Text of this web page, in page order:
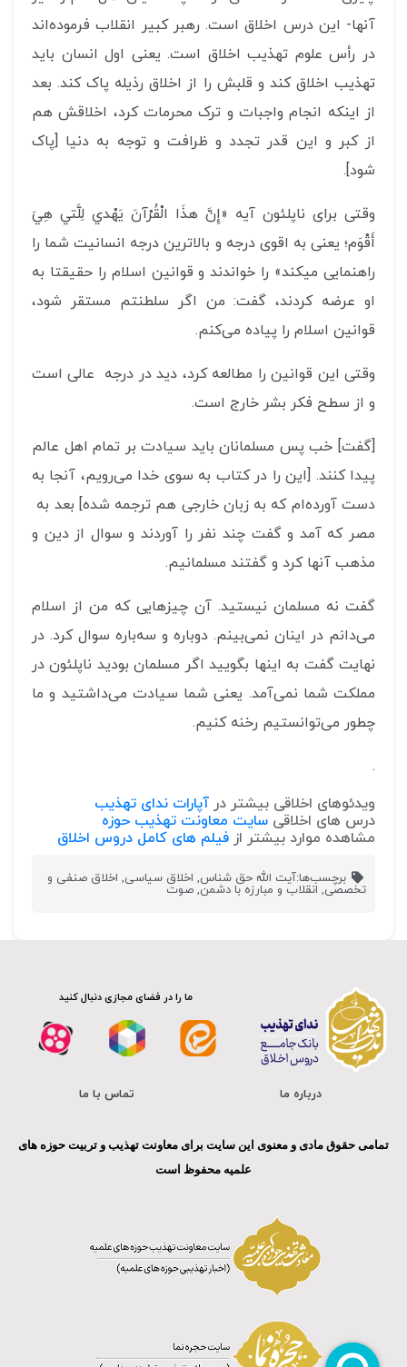
آنها- این درس اخلاق است. رهبر کبیر انقلاب فرموده‌اند
در رأس علوم تهذیب اخلاق است. یعنی اول انسان باید
تهذیب اخلاق کند و قلبش را از اخلاق رذیله پاک کند. بعد
از اینکه انجام واجبات و ترک محرمات کرد، اخلاقش هم
از کبر و این قدر تجدد و ظرافت و توجه به دنیا [پاک
شود].
وقتی برای ناپلئون آیه «إِنَّ هذَا الْقُرْآنَ يَهْدي لِلَّتي‏ هِيَ
أَقْوَم‏؛ یعنی به اقوی درجه و بالاترین درجه انسانیت شما را
راهنمایی میکند» را خواندند و قوانین اسلام را حقیقتا به
او عرضه کردند، گفت: من اگر سلطنتم مستقر شود،
قوانین اسلام را پیاده می‌کنم.
وقتی این قوانین را مطالعه کرد، دید در درجه عالی است
و از سطح فکر بشر خارج است.
[گفت] خب پس مسلمانان باید سیادت بر تمام اهل عالم
پیدا کنند. [این را در کتاب به سوی خدا می‌رویم، آنجا به
دست آورده‌ام که به زبان خارجی هم ترجمه شده] بعد به
مصر که آمد و گفت چند نفر را آوردند و سوال از دین و
مذهب آنها کرد و گفتند مسلمانیم.
گفت نه مسلمان نیستید. آن چیزهایی که من از اسلام
می‌دانم در اینان نمی‌بینم. دوباره و سه‌باره سوال کرد. در
نهایت گفت به اینها بگویید اگر مسلمان بودید ناپلئون در
مملکت شما نمی‌آمد. یعنی شما سیادت می‌داشتید و ما
چطور می‌توانستیم رخنه کنیم.
.
ویدئوهای اخلاقی بیشتر در آپارات ندای تهذیب
درس های اخلاقی سایت معاونت تهذیب حوزه
مشاهده موارد بیشتر از فیلم های کامل دروس اخلاق
برچسب‌ها:آیت الله حق شناس, اخلاق سیاسی, اخلاق صنفی و
تخصصی, انقلاب و مبارزه با دشمن, صوت
ما را در فضای مجازی دنبال کنید
درباره ما تماس با ما
تمامی حقوق مادی و معنوی این سایت برای معاونت تهذیب و تربیت حوزه های
علمیه محفوظ است